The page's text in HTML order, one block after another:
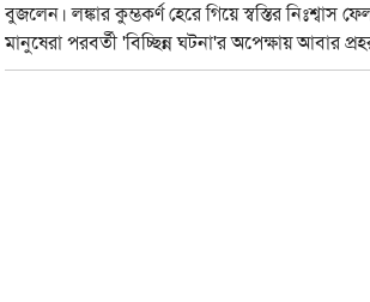
বুজলেন। লঙ্কার কুম্ভকর্ণ হেরে গিয়ে স্বস্তির নিঃশ্বাস
মানুষেরা পরবর্তী 'বিচ্ছিন্ন ঘটনা'র অপেক্ষায় আবার